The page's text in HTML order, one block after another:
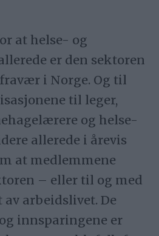
at helse- og
er den sektoren
i Norge. Og til
til leger,
og helse-
allerede i årevis
at medlemmene
– eller til og med
arbeidslivet. De
innsparingene er